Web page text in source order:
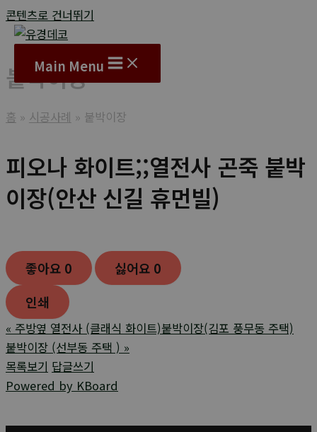
콘텐츠로 건너뛰기
Main Menu
붙박이장
홈 시공사례 붙박이장
피오나 화이트;;열전사 곤죽 붙박
이장(안산 신길 휴먼빌)
좋아요 0 싫어요 0
인쇄
« 주방옆 열전사 (클래식 화이트)붙박이장(김포 풍무동 주택)
붙박이장 (선부동 주택 ) »
목록보기 답글쓰기
Powered by KBoard